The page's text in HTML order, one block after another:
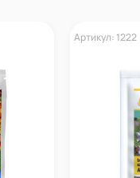
Артикул: 1222